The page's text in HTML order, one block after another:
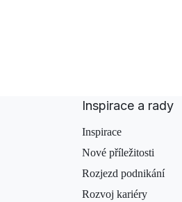
Inspirace a rady
Inspirace
Nové příležitosti
Rozjezd podnikání
Rozvoj kariéry